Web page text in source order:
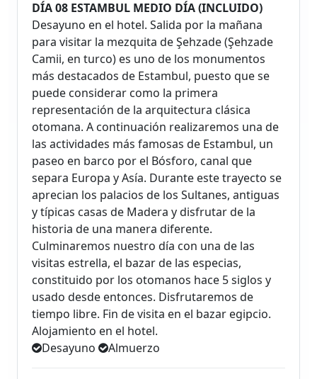
DÍA 08 ESTAMBUL MEDIO DÍA (INCLUIDO)
Desayuno en el hotel. Salida por la mañana
para visitar la mezquita de Şehzade (Şehzade
Camii, en turco) es uno de los monumentos
más destacados de Estambul, puesto que se
puede considerar como la primera
representación de la arquitectura clásica
otomana. A continuación realizaremos una de
las actividades más famosas de Estambul, un
paseo en barco por el Bósforo, canal que
separa Europa y Asía. Durante este trayecto se
aprecian los palacios de los Sultanes, antiguas
y típicas casas de Madera y disfrutar de la
historia de una manera diferente.
Culminaremos nuestro día con una de las
visitas estrella, el bazar de las especias,
constituido por los otomanos hace 5 siglos y
usado desde entonces. Disfrutaremos de
tiempo libre. Fin de visita en el bazar egipcio.
Alojamiento en el hotel.
Desayuno
Almuerzo